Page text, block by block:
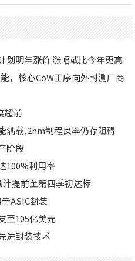
划明年涨价 涨幅或比今年更高
，核心CoW工序向外封测厂商
超前
满载,2nm制程良率仍存阻碍
阶段
100%利用率
提前至第四季初达标
ASIC封装
至105亿美元
进封装技术